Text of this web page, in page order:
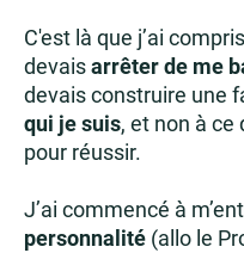
C'est là que j’ai
devaisarrêter de me
devais construire une
qui je suis, et non à ce
pour réussir.
J’ai commencé à
personnalité (allo le